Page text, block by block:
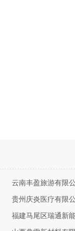
云南丰盈旅游有限
贵州庆炎医疗有限
福建马尾区瑞通新